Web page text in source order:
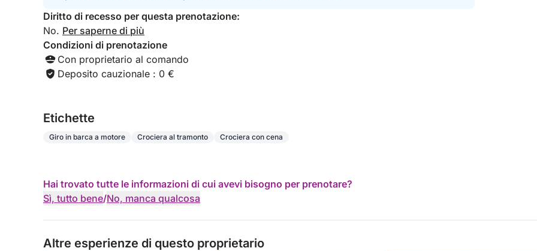
Diritto di recesso per questa prenotazione:
No. Per saperne di più
Condizioni di prenotazione
Con proprietario al comando
Deposito cauzionale : 0 €
Etichette
Giro in barca a motore Crociera al tramonto Crociera con cena
Hai trovato tutte le informazioni di cui avevi bisogno per prenotare?
Sì, tutto bene/No, manca qualcosa
Altre esperienze di questo proprietario